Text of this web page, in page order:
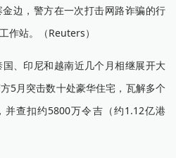
，警方在一次打击网路诈骗的行
作站。（Reuters）
、印尼和越南近几个月相继展开大
5月突击数十处豪华住宅，瓦解多个
并查扣约5800万令吉（约1.12亿港